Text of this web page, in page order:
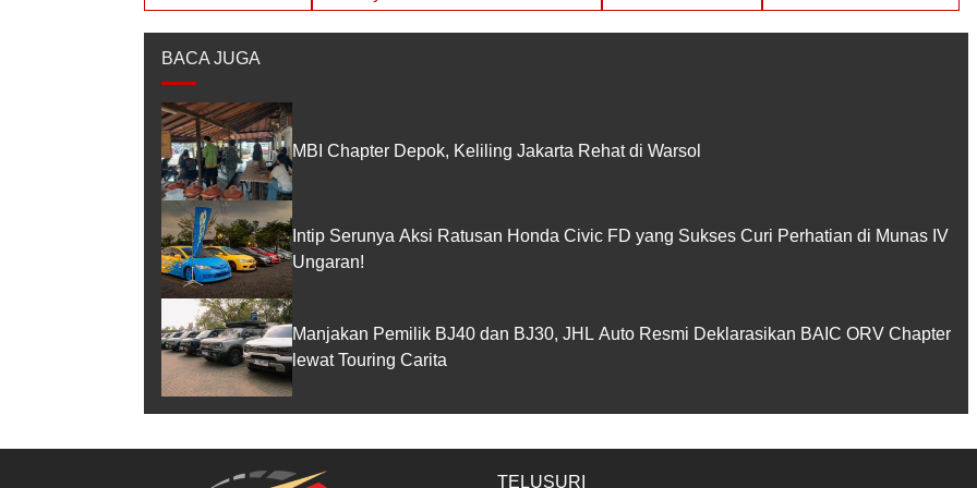
BACA JUGA
MBI Chapter Depok, Keliling Jakarta Rehat di Warsol
Intip Serunya Aksi Ratusan Honda Civic FD yang Sukses Curi Perhatian di Munas IV
Ungaran!
Manjakan Pemilik BJ40 dan BJ30, JHL Auto Resmi Deklarasikan BAIC ORV Chapter
lewat Touring Carita
TELUSURI